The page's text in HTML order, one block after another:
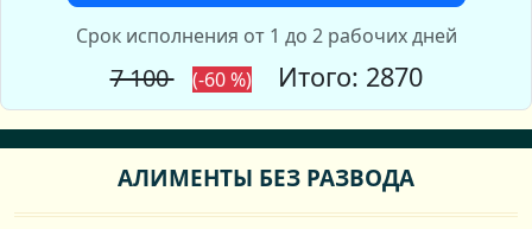
Срок исполнения от 1 до 2 рабочих дней
7 100 (-60 %)Итого: 2870
АЛИМЕНТЫ БЕЗ РАЗВОДА